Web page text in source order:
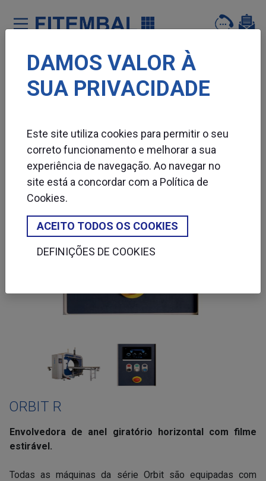
Saltar para o conteï¿½do principal da pï¿½gina
ORBIT R
Envolvedora de anel giratório horizontal com filme
estirável.
Todas as máquinas da série Orbit são equipadas com
DAMOS VALOR À
SUA PRIVACIDADE
Este site utiliza cookies para permitir o seu
correto funcionamento e melhorar a sua
experiência de navegação. Ao navegar no
site está a concordar com a Política de
Cookies.
ACEITO TODOS OS COOKIES
DEFINIÇÕES DE COOKIES